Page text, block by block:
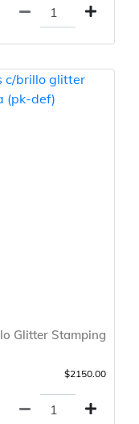
Glitter Stamping
$2150.00